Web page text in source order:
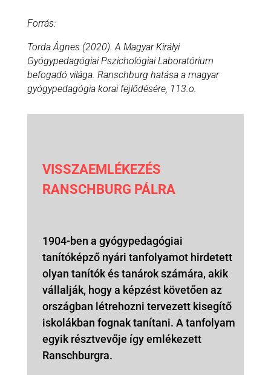
Forrás:
Torda Ágnes (2020). A Magyar Királyi
Gyógypedagógiai Pszichológiai Laboratórium
befogadó világa. Ranschburg hatása a magyar
gyógypedagógia korai fejlődésére, 113.o.
VISSZAEMLÉKEZÉS
RANSCHBURG PÁLRA
1904-ben a gyógypedagógiai
tanítóképző nyári tanfolyamot hirdetett
olyan tanítók és tanárok számára, akik
vállalják, hogy a képzést követően az
országban létrehozni tervezett kisegítő
iskolákban fognak tanítani. A tanfolyam
egyik résztvevője így emlékezett
Ranschburgra.